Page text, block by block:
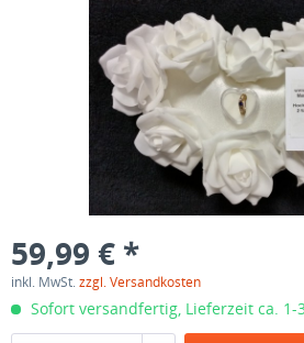
59,99 € *
inkl. MwSt.zzgl. Versandkosten
Sofort versandfertig, Lieferzeit ca. 1-